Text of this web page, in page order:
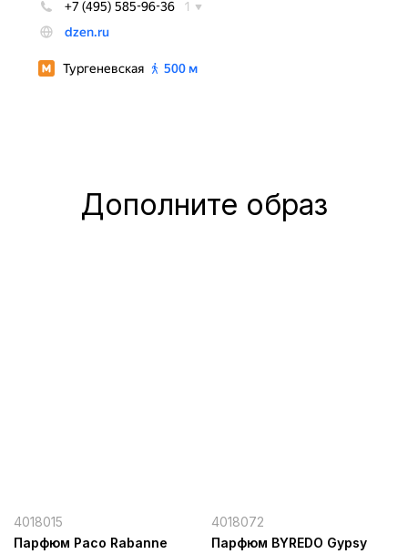
Дополните образ
4018015
Парфюм Paco Rabanne
4018072
Парфюм BYREDO Gypsy